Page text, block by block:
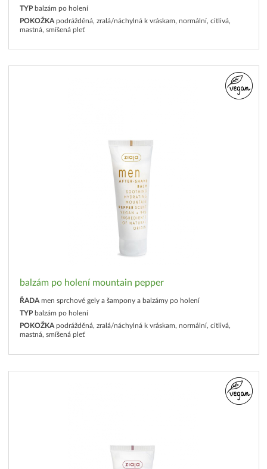
TYP balzám po holení
POKOŽKA podrážděná, zralá/náchylná k vráskam, normální, citlivá,
mastná, smíšená pleť
balzám po holení mountain pepper
ŘADA men sprchové gely a šampony a balzámy po holení
TYP balzám po holení
POKOŽKA podrážděná, zralá/náchylná k vráskam, normální, citlivá,
mastná, smíšená pleť